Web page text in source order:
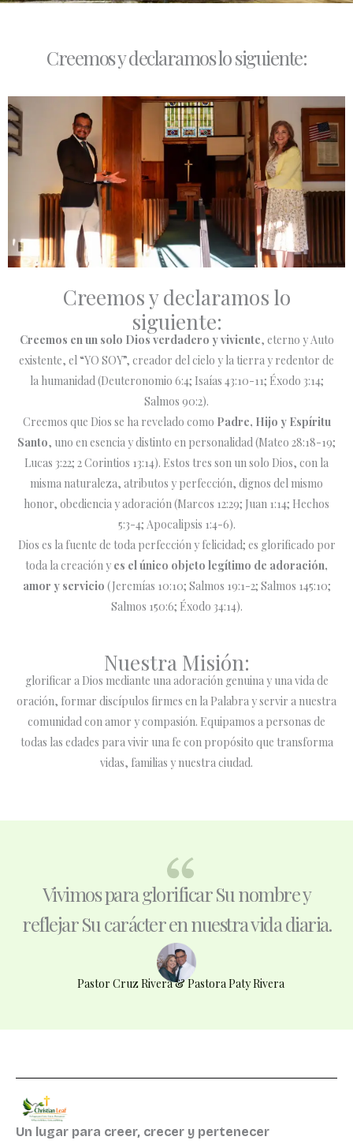
Creemos y declaramos lo siguiente:
Creemos y declaramos lo
siguiente:
Creemos en un solo Dios verdadero y viviente, eterno y Auto
existente, el “YO SOY”, creador del cielo y la tierra y redentor de
la humanidad (Deuteronomio 6:4; Isaías 43:10-11; Éxodo 3:14;
Salmos 90:2).
Creemos que Dios se ha revelado como Padre, Hijo y Espíritu
Santo, uno en esencia y distinto en personalidad (Mateo 28:18-19;
Lucas 3:22; 2 Corintios 13:14). Estos tres son un solo Dios, con la
misma naturaleza, atributos y perfección, dignos del mismo
honor, obediencia y adoración (Marcos 12:29; Juan 1:14; Hechos
5:3-4; Apocalipsis 1:4-6).
Dios es la fuente de toda perfección y felicidad; es glorificado por
toda la creación y es el único objeto legítimo de adoración,
amor y servicio (Jeremías 10:10; Salmos 19:1-2; Salmos 145:10;
Salmos 150:6; Éxodo 34:14).
Nuestra Misión:
glorificar a Dios mediante una adoración genuina y una vida de
oración, formar discípulos firmes en la Palabra y servir a nuestra
comunidad con amor y compasión. Equipamos a personas de
todas las edades para vivir una fe con propósito que transforma
vidas, familias y nuestra ciudad.
Vivimos para glorificar Su nombre y
reflejar Su carácter en nuestra vida diaria.
Pastor Cruz Rivera & Pastora Paty Rivera
Un lugar para creer, crecer y pertenecer